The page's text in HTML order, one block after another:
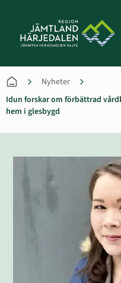
Nyheter
Idun forskar om förbättrad
hem i glesbygd